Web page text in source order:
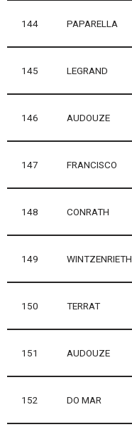
144 PAPARELLA
145 LEGRAND
146 AUDOUZE
147 FRANCISCO
148 CONRATH
149 WINTZENRIETH
150 TERRAT
151 AUDOUZE
152 DO MAR